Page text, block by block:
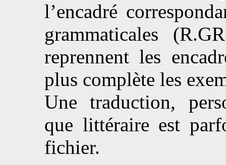
l’encadré
grammaticales
reprennent les
plus complète les
Une traduction,
que littéraire est
fichier.